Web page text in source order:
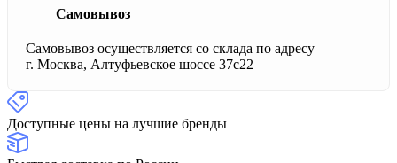
Самовывоз
Самовывоз осуществляется со склада по адресу
г. Москва, Алтуфьевское шоссе 37с22
Доступные цены на лучшие бренды